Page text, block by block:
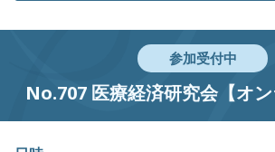
参加受付中
No.707 医療経済研究会【オン